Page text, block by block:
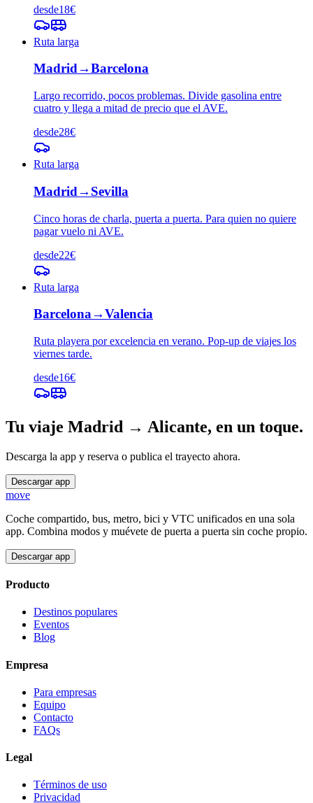
desde18€
Ruta larga
Madrid→Barcelona
Largo recorrido, pocos problemas. Divide gasolina entre
cuatro y llega a mitad de precio que el AVE.
desde28€
Ruta larga
Madrid→ Sevilla
Cinco horas de charla, puerta a puerta. Para quien no quiere
pagar vuelo ni AVE.
desde22€
Ruta larga
Barcelona→Valencia
Ruta playera por excelencia en verano. Pop-up de viajes los
viernes tarde.
desde16€
Tu viaje Madrid → Alicante, en un toque.
Descarga la app y reserva o publica el trayecto ahora.
Descargar app
move
Coche compartido, bus, metro, bici y VTC unificados en una sola
app. Combina modos y muévete de puerta a puerta sin coche propio.
Descargar app
Producto
Destinos populares
Eventos
Blog
Empresa
Para empresas
Equipo
Contacto
FAQs
Legal
Términos de uso
Privacidad